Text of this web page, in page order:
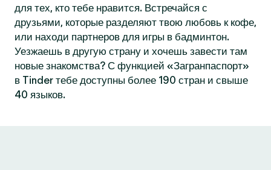
для тех, кто тебе нравится. Встречайся с
друзьями, которые разделяют твою любовь к кофе,
или находи партнеров для игры в бадминтон.
Уезжаешь в другую страну и хочешь завести там
новые знакомства? С функцией «Загранпаспорт»
в Tinder тебе доступны более 190 стран и свыше
40 языков.